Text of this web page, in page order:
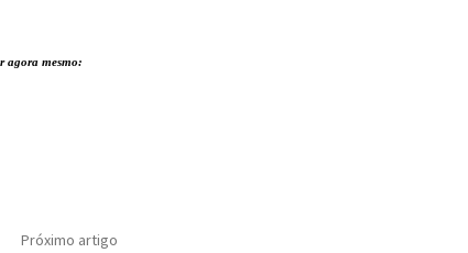
agora mesmo:
Próximo artigo